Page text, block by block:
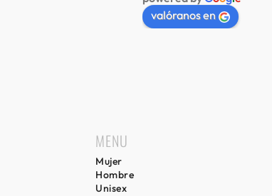
valóranos en
MENU
Mujer
Hombre
Unisex